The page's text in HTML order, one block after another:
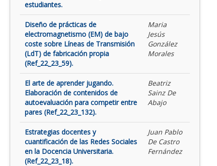
estudiantes.
Diseño de prácticas de
electromagnetismo (EM) de bajo
coste sobre Líneas de Transmisión
(LdT) de fabricación propia
(Ref_22_23_59).
Maria
Jesús
González
Morales
El arte de aprender jugando.
Elaboración de contenidos de
autoevaluación para competir entre
pares (Ref_22_23_132).
Beatriz
Sainz De
Abajo
Estrategias docentes y
cuantificación de las Redes Sociales
en la Docencia Universitaria.
(Ref_22_23_18).
Juan Pablo
De Castro
Fernández